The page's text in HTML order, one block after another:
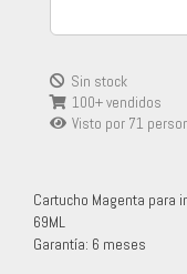
Sin stock
100+ vendidos
Visto por 71
Cartucho Magenta para
69ML
Garantía: 6 meses